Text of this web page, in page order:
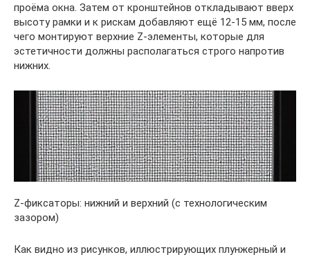
проёма окна. Затем от кронштейнов откладывают вверх
высоту рамки и к рискам добавляют ещё 12-15 мм, после
чего монтируют верхние Z-элементы, которые для
эстетичности должны располагаться строго напротив
нижних.
Z-фиксаторы: нижний и верхний (с технологическим
зазором)
Как видно из рисунков, иллюстрирующих плунжерный и